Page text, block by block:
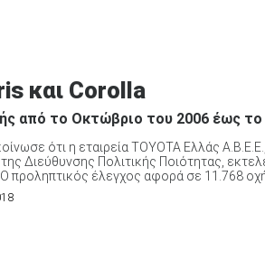
και Corolla
από το Οκτώβριο του 2006 έως το
ότι η εταιρεία TOYOTA Ελλάς
Διεύθυνσης Πολιτικής Ποιότητας,
προληπτικός έλεγχος αφορά σε 11.768